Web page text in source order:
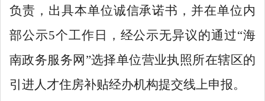
负责，出具本单位诚信承诺书，并在单位内
部公示5个工作日，经公示无异议的通过“海
南政务服务网 ”选择单位营业执照所在辖区的
引进人才住房补贴经办机构提交线上申报。